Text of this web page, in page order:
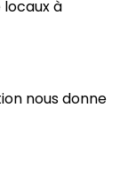
à
nous donne